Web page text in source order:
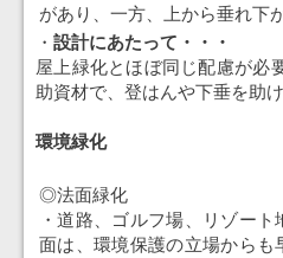
があり、一方、上から垂れ下
・ 設計にあたって・・・
屋上緑化とほぼ同じ配慮が必
助資材で、登はんや下垂を助
環境緑化
◎法面緑化
・道路、ゴルフ場、リゾー
面は、環境保護の立場から